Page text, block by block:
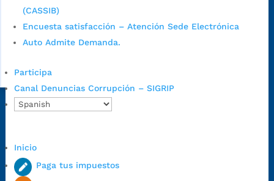
(CASSIB)
Encuesta satisfacción – Atención Sede Electrónica
Auto Admite Demanda.
Participa
Canal Denuncias Corrupción – SIGRIP
Inicio
Paga tus impuestos
Dirección Fase I:Calle 35 # 10-43, Bucaramanga, Santander,
Colombia
Código Postal: